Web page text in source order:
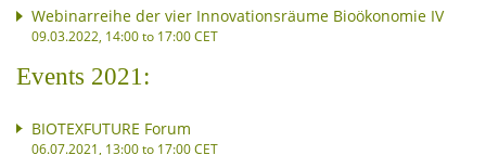
Webinarreihe der vier Innovationsräume Bioökonomie IV
09.03.2022, 14:00 to 17:00 CET
Events 2021:
BIOTEXFUTURE Forum
06.07.2021, 13:00 to 17:00 CET